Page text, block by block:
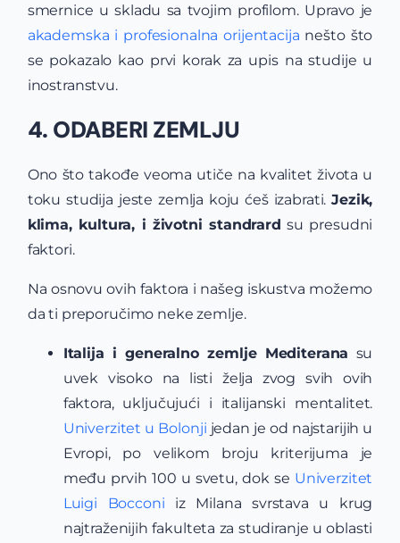
smernice u skladu sa tvojim profilom. Upravo je
akademska i profesionalna orijentacija nešto što
se pokazalo kao prvi korak za upis na studije u
inostranstvu.
4. ODABERI ZEMLJU
Ono što takođe veoma utiče na kvalitet života u
toku studija jeste zemlja koju ćeš izabrati.Jezik,
klima, kultura, i životni standrard su presudni
faktori.
Na osnovu ovih faktora i našeg iskustva možemo
da ti preporučimo neke zemlje.
Italija i generalno zemlje Mediterana su
uvek visoko na listi želja zvog svih ovih
faktora, uključujući i italijanski mentalitet.
Univerzitet u Bolonji jedan je od najstarijih u
Evropi, po velikom broju kriterijuma je
među prvih 100 u svetu, dok se Univerzitet
Luigi Bocconi iz Milana svrstava u krug
najtraženijih fakulteta za studiranje u oblasti